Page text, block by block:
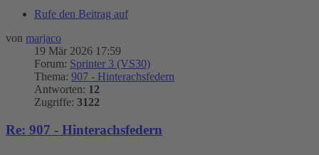
Rufe den Beitrag auf
von marjaco
19 Mär 2026 17:59
Forum: Sprinter 3 (VS30)
Thema: 907 - Hinterachsfedern
Antworten: 12
Zugriffe: 3122
Re: 907 - Hinterachsfedern